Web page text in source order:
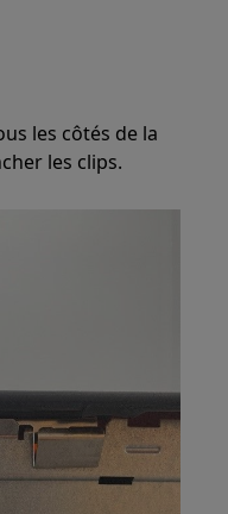
les côtés de la
les clips.